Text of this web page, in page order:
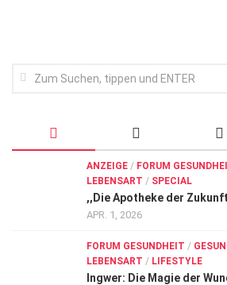
ANZEIGE / FORUM
LEBENSART / SPECIAL
,,Die Apotheke der
APR. 1, 2026
FORUM GESUNDHEIT /
LEBENSART / LIFESTYLE
Ingwer: Die Magie der